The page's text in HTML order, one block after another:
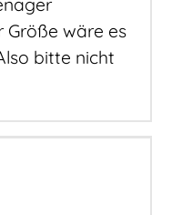
Größe wäre es
bitte nicht